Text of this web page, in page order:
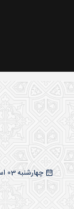
چهارشنبه 03 اسفند 1401